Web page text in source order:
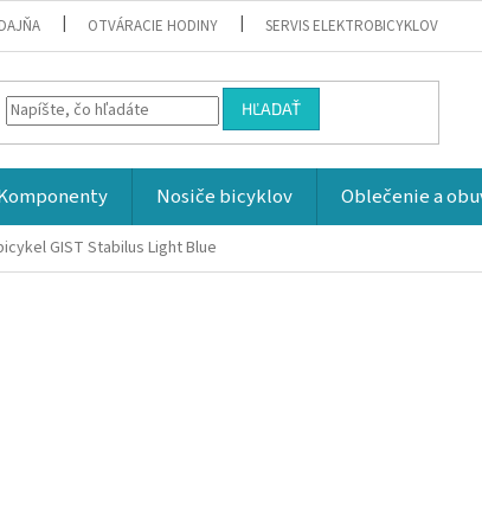
OTVÁRACIE HODINY SERVIS ELEKTROBICYKLOV
HĽADAŤ
Nosiče bicyklov Oblečenie a
GIST Stabilus Light Blue